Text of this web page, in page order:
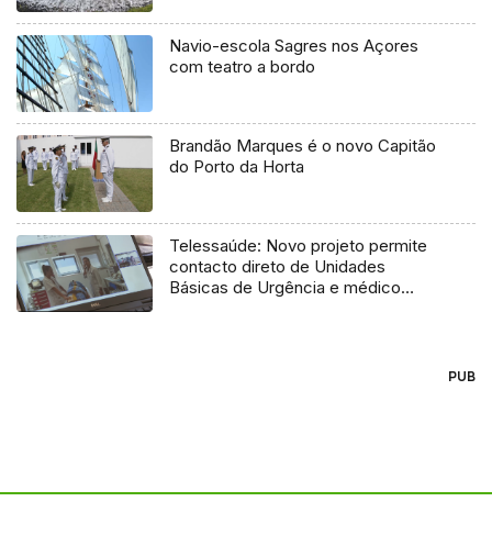
Navio-escola Sagres nos Açores
com teatro a bordo
Brandão Marques é o novo Capitão
do Porto da Horta
Telessaúde: Novo projeto permite
contacto direto de Unidades
Básicas de Urgência e médico
PUB